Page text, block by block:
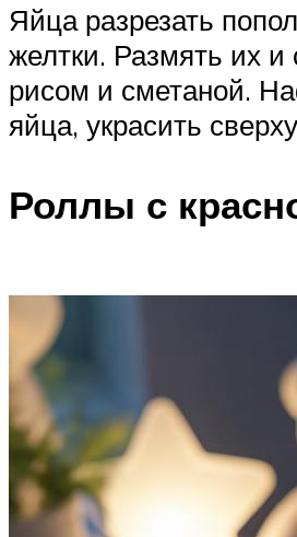
Яйца разрезать
желтки. Размять их
рисом и сметаной.
яйца, украсить
Роллы с